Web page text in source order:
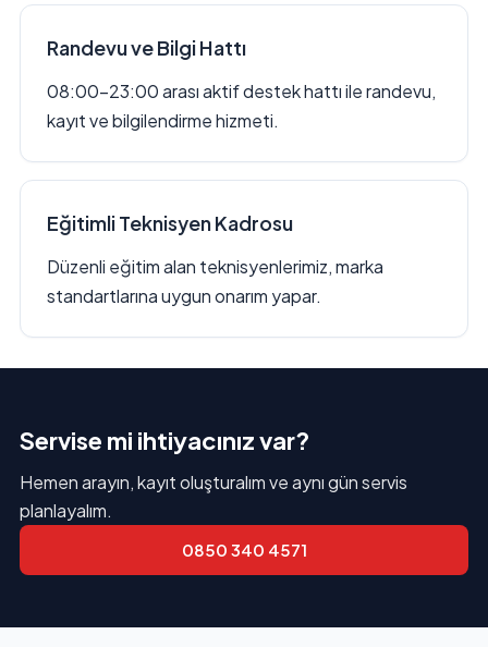
Randevu ve Bilgi Hattı
08:00–23:00 arası aktif destek hattı ile randevu,
kayıt ve bilgilendirme hizmeti.
Eğitimli Teknisyen Kadrosu
Düzenli eğitim alan teknisyenlerimiz, marka
standartlarına uygun onarım yapar.
Servise mi ihtiyacınız var?
Hemen arayın, kayıt oluşturalım ve aynı gün servis
planlayalım.
0850 340 4571